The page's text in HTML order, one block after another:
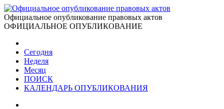
Официальное опубликование правовых актов
ОФИЦИАЛЬНОЕ ОПУБЛИКОВАНИЕ
Сегодня
Неделя
Месяц
ПОИСК
КАЛЕНДАРЬ ОПУБЛИКОВАНИЯ